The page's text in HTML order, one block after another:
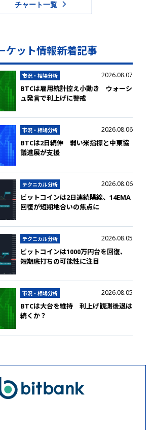
チャート一覧
ケット情報新着記事
市況・相場分析 2026.08.07
BTCは雇用統計控え小動き ウォーシ
ュ発言で利上げに警戒
市況・相場分析 2026.08.06
BTCは2日続伸 弱い米指標と中東協
議進展が支援
テクニカル分析 2026.08.06
ビットコインは2日連続陽線、14EMA
回復が短期地合いの焦点に
テクニカル分析 2026.08.05
ビットコインは1000万円台を回復、
短期底打ちの可能性に注目
市況・相場分析 2026.08.05
BTCは大台を維持 利上げ観測後退は
続くか？